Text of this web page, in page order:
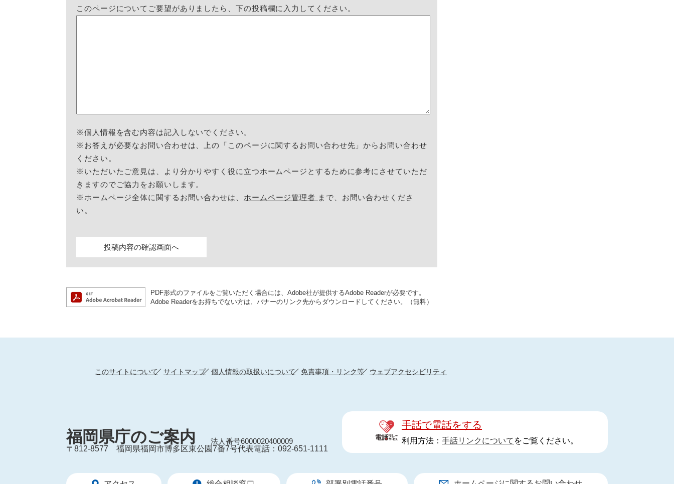
このページについてご要望がありましたら、下の投稿欄に入力してください。
※個人情報を含む内容は記入しないでください。
※お答えが必要なお問い合わせは、上の「このページに関するお問い合わせ先」からお問い合わせ
ください。
※いただいたご意見は、より分かりやすく役に立つホームページとするために参考にさせていただ
きますのでご協力をお願いします。
※ホームページ全体に関するお問い合わせは、 ホームページ管理者 まで、お問い合わせくださ
い。
PDF形式のファイルをご覧いただく場合には、Adobe社が提供するAdobe Readerが必要です。
Adobe Readerをお持ちでない方は、バナーのリンク先からダウンロードしてください。（無料）
このサイトについて サイトマップ 個人情報の取扱いについて 免責事項・リンク等 ウェブアクセシビリティ
福岡県庁のご案内
法人番号6000020400009
〒812-8577
福岡県福岡市博多区東公園7番7号代表電話：092-651-1111
手話で電話をする
利用方法： 手話リンクについて をご覧ください。